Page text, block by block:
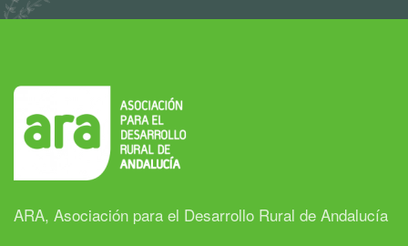
ARA, Asociación para el Desarrollo Rural de Andalucía